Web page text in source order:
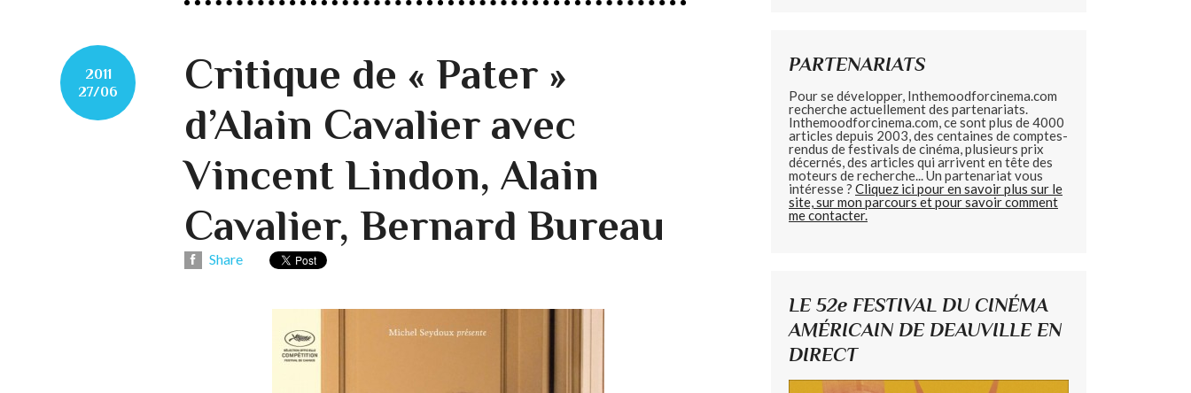
2011
27/06
Critique de « Pater »
d’Alain Cavalier avec
Vincent Lindon, Alain
Cavalier, Bernard Bureau
Share
PARTENARIATS
Pour se développer, Inthemoodforcinema.com
recherche actuellement des partenariats.
Inthemoodforcinema.com, ce sont plus de 4000
articles depuis 2003, des centaines de comptes-
rendus de festivals de cinéma, plusieurs prix
décernés, des articles qui arrivent en tête des
moteurs de recherche... Un partenariat vous
intéresse ? Cliquez ici pour en savoir plus sur le
site, sur mon parcours et pour savoir comment
me contacter.
LE 52e FESTIVAL DU CINÉMA
AMÉRICAIN DE DEAUVILLE EN
DIRECT